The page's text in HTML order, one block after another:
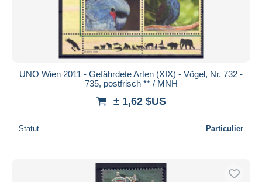
UNO Wien 2011 - Gefährdete Arten (XIX) - Vögel, Nr. 732 -
735, postfrisch ** / MNH
± 1,62 $US
Statut Particulier